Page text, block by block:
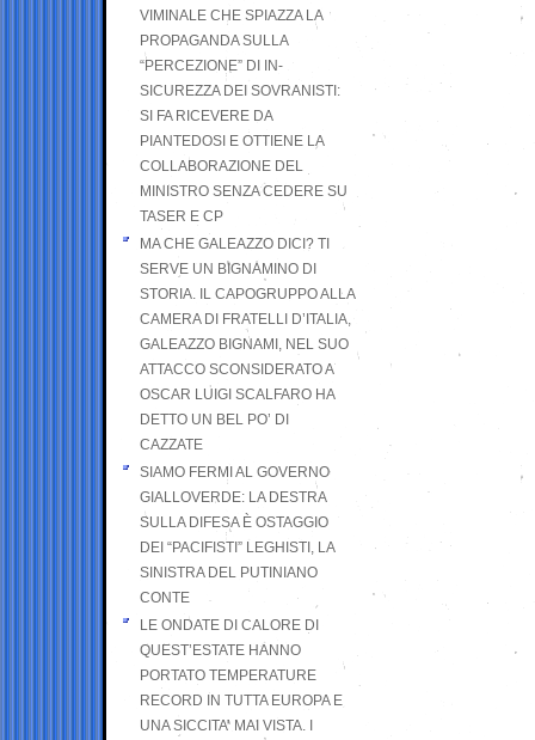
VIMINALE CHE SPIAZZA LA
PROPAGANDA SULLA
“PERCEZIONE” DI IN-
SICUREZZA DEI SOVRANISTI:
SI FA RICEVERE DA
PIANTEDOSI E OTTIENE LA
COLLABORAZIONE DEL
MINISTRO SENZA CEDERE SU
TASER E CP
MA CHE GALEAZZO DICI? TI
SERVE UN BIGNAMINO DI
STORIA. IL CAPOGRUPPO ALLA
CAMERA DI FRATELLI D’ITALIA,
GALEAZZO BIGNAMI, NEL SUO
ATTACCO SCONSIDERATO A
OSCAR LUIGI SCALFARO HA
DETTO UN BEL PO’ DI
CAZZATE
SIAMO FERMI AL GOVERNO
GIALLOVERDE: LA DESTRA
SULLA DIFESA È OSTAGGIO
DEI “PACIFISTI” LEGHISTI, LA
SINISTRA DEL PUTINIANO
CONTE
LE ONDATE DI CALORE DI
QUEST’ESTATE HANNO
PORTATO TEMPERATURE
RECORD IN TUTTA EUROPA E
UNA SICCITA’ MAI VISTA. I